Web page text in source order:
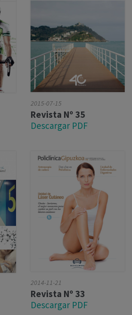
2015-07-15
Revista Nº 35
Descargar PDF
2014-11-21
Revista Nº 33
Descargar PDF